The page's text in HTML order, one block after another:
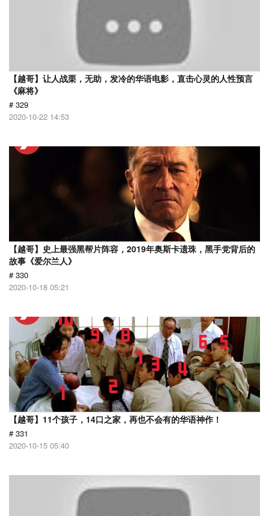
【越哥】让人战栗，无助，发冷的华语电影，直击心灵的人性预言
《麻将》
# 329
2020-10-22 14:53
【越哥】史上最强黑帮片阵容，2019年奥斯卡遗珠，黑手党背后的
故事《爱尔兰人》
# 330
2020-10-18 05:21
【越哥】11个孩子，14口之家，再也不会有的华语神作！
# 331
2020-10-15 05:40